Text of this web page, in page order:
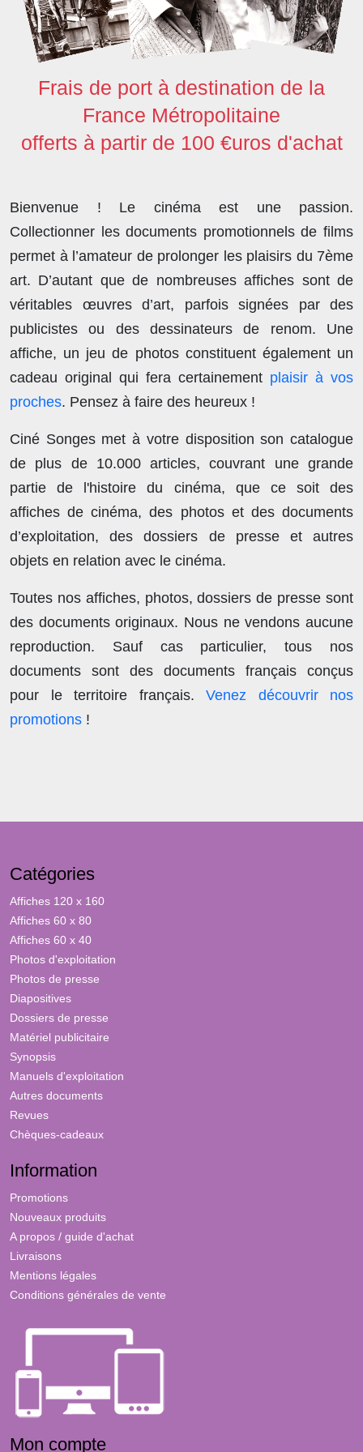
Frais de port à destination de la
France Métropolitaine
offerts à partir de 100 €uros d'achat
Bienvenue ! Le cinéma est une passion.
Collectionner les documents promotionnels de films
permet à l’amateur de prolonger les plaisirs du 7ème
art. D’autant que de nombreuses affiches sont de
véritables œuvres d’art, parfois signées par des
publicistes ou des dessinateurs de renom. Une
affiche, un jeu de photos constituent également un
cadeau original qui fera certainement plaisir à vos
proches. Pensez à faire des heureux !
Ciné Songes met à votre disposition son catalogue
de plus de 10.000 articles, couvrant une grande
partie de l'histoire du cinéma, que ce soit des
affiches de cinéma, des photos et des documents
d’exploitation, des dossiers de presse et autres
objets en relation avec le cinéma.
Toutes nos affiches, photos, dossiers de presse sont
des documents originaux. Nous ne vendons aucune
reproduction. Sauf cas particulier, tous nos
documents sont des documents français conçus
pour le territoire français. Venez découvrir nos
promotions !
Catégories
Affiches 120 x 160
Affiches 60 x 80
Affiches 60 x 40
Photos d'exploitation
Photos de presse
Diapositives
Dossiers de presse
Matériel publicitaire
Synopsis
Manuels d'exploitation
Autres documents
Revues
Chèques-cadeaux
Information
Promotions
Nouveaux produits
A propos / guide d'achat
Livraisons
Mentions légales
Conditions générales de vente
Mon compte